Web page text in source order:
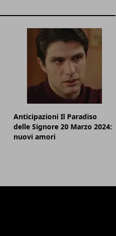
Anticipazioni Il Paradiso
delle Signore 20 Marzo 2024:
nuovi amori